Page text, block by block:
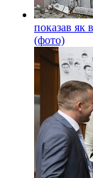
показав як
(фото)